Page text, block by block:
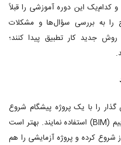
کدام‌یک این دوره آموزشی را قبلاً
را به بررسی سؤال‌ها و مشکلات
جدید کار تطبیق پیدا کنند؛
را با یک پروژه پیشگام شروع
کنند نه اینکه به‌یک‌باره در تمامی پروژه‌ها از بیم (BIM) استفاده نمایند. بهتر است
شروع کرده و پروژه آزمایشی را هم